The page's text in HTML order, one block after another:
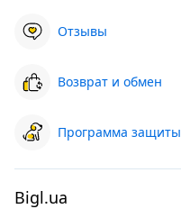
Отзывы
Возврат и обмен
Программа защиты
Bigl.ua